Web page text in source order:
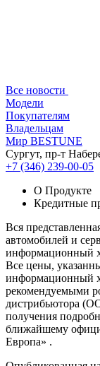
Все новости
Модели
Покупателям
Владельцам
Мир BESTUNE
Сургут, пр-т
+7 (346) 239-00-05
О Продукте
Кредитные
Вся
автомобилей и
информационный
Все цены,
информационный
рекомендуемыми
дистрибьютора
получения
ближайшему
Европа» .